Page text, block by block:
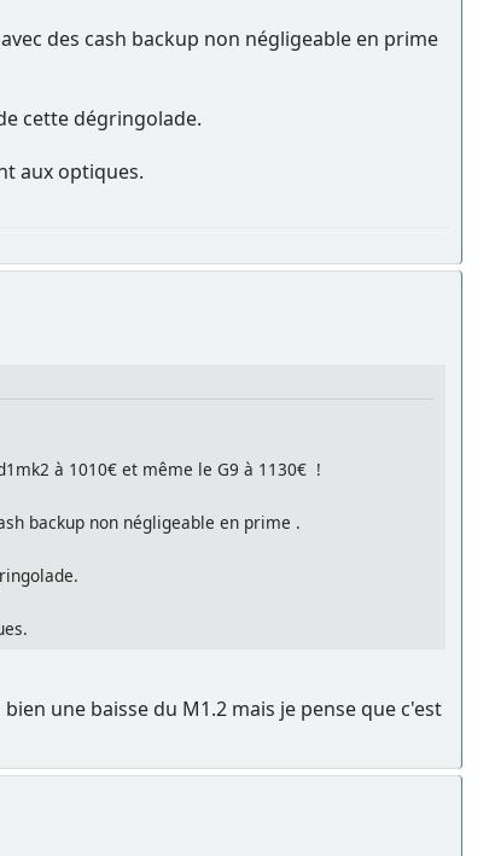
des cash backup non négligeable en prime
cette dégringolade.
aux optiques.
à 1010€ et même le G9 à 1130€ !
backup non négligeable en prime .
une baisse du M1.2 mais je pense que c'est